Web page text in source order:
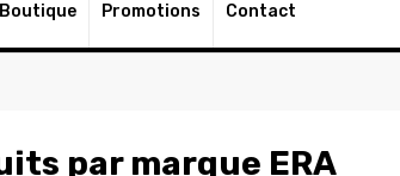
À PARTIR DE 250DT D'ACHATS
Boutique Promotions Contact
par marque ERA